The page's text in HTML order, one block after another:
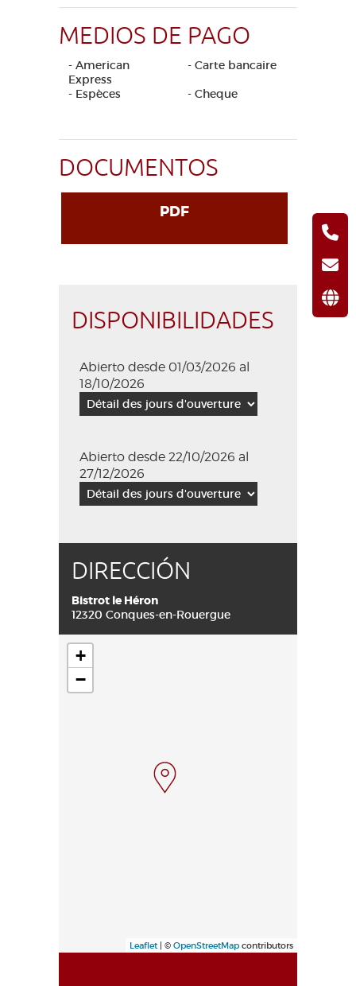
MEDIOS DE PAGO
- American
Express
- Carte bancaire
- Espèces
- Cheque
DOCUMENTOS
PDF
DISPONIBILIDADES
Abierto desde 01/03/2026 al
18/10/2026
Abierto desde 22/10/2026 al
27/12/2026
DIRECCIÓN
Bistrot le Héron
12320 Conques-en-Rouergue
+
−
Leaflet| © OpenStreetMap contributors